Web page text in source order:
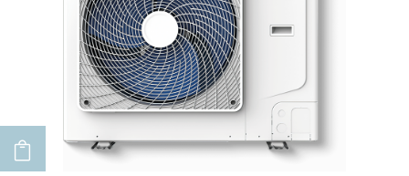
ADD TO CART